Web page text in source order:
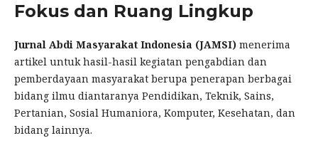
Fokus dan Ruang Lingkup
Jurnal Abdi Masyarakat Indonesia (JAMSI)menerima
artikel untuk hasil-hasil kegiatan pengabdian dan
pemberdayaan masyarakat berupa penerapan berbagai
bidang ilmu diantaranya Pendidikan, Teknik, Sains,
Pertanian, Sosial Humaniora, Komputer, Kesehatan, dan
bidang lainnya.